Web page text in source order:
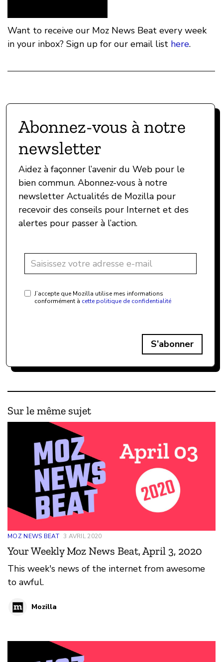
Want to receive our Moz News Beat every week
in your inbox? Sign up for our email list here.
Abonnez-vous à notre
newsletter
Aidez à façonner l’avenir du Web pour le
bien commun. Abonnez-vous à notre
newsletter Actualités de Mozilla pour
recevoir des conseils pour Internet et des
alertes pour passer à l’action.
J’accepte que Mozilla utilise mes informations
conformément à cette politique de confidentialité
S’abonner
Sur le même sujet
MOZ NEWS BEAT 3 AVRIL 2020
Your Weekly Moz News Beat, April 3, 2020
This week's news of the internet from awesome
to awful.
Mozilla